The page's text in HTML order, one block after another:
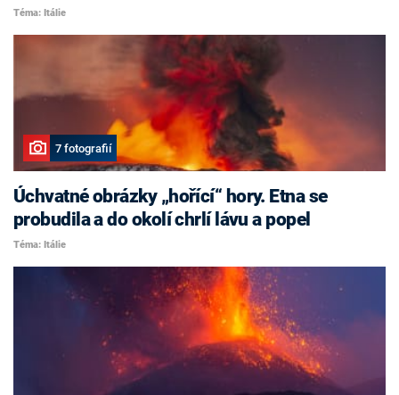
Téma: Itálie
7 fotografií
Úchvatné obrázky „hořící“ hory. Etna se
probudila a do okolí chrlí lávu a popel
Téma: Itálie